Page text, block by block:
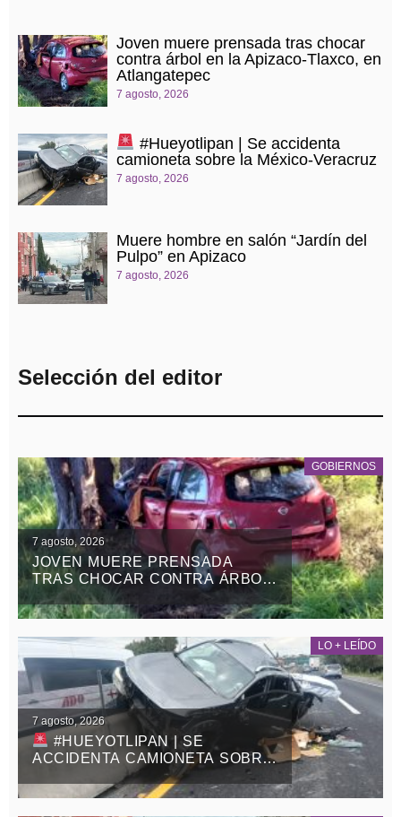
Joven muere prensada tras chocar
contra árbol en la Apizaco-Tlaxco, en
Atlangatepec
7 agosto, 2026
#Hueyotlipan | Se accidenta
camioneta sobre la México-Veracruz
7 agosto, 2026
Muere hombre en salón “Jardín del
Pulpo” en Apizaco
7 agosto, 2026
Selección del editor
GOBIERNOS
7 agosto, 2026
JOVEN MUERE PRENSADA
TRAS CHOCAR CONTRA ÁRBOL
EN LA APIZACO-TLAXCO, EN
ATLANGATEPEC
LO + LEÍDO
7 agosto, 2026
#HUEYOTLIPAN | SE
ACCIDENTA CAMIONETA SOBRE
LA MÉXICO-VERACRUZ